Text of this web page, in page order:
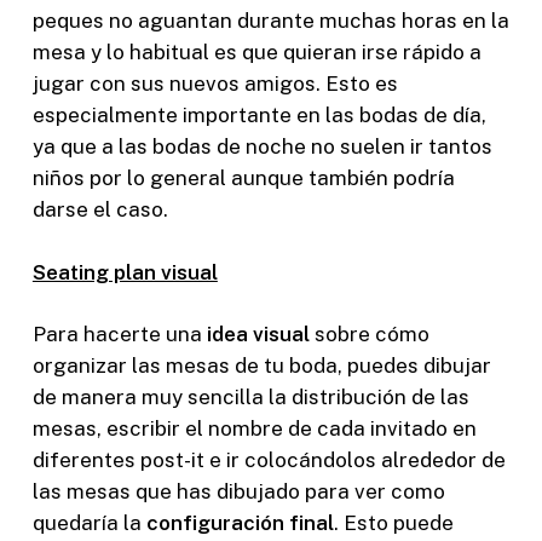
peques no aguantan durante muchas horas en la
mesa y lo habitual es que quieran irse rápido a
jugar con sus nuevos amigos. Esto es
especialmente importante en las bodas de día,
ya que a las bodas de noche no suelen ir tantos
niños por lo general aunque también podría
darse el caso.
Seating plan visual
Para hacerte una idea visual sobre cómo
organizar las mesas de tu boda, puedes dibujar
de manera muy sencilla la distribución de las
mesas, escribir el nombre de cada invitado en
diferentes post-it e ir colocándolos alrededor de
las mesas que has dibujado para ver como
quedaría la configuración final. Esto puede